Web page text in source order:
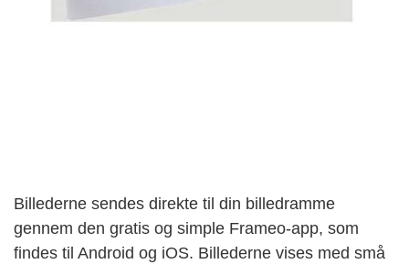
Billederne sendes direkte til din billedramme
gennem den gratis og simple Frameo-app, som
findes til Android og iOS. Billederne vises med små